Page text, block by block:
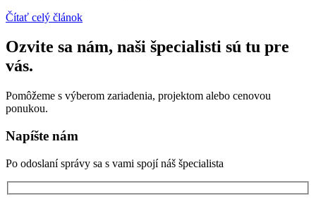
Čítať celý článok
Ozvite sa nám, naši špecialisti sú tu pre
vás.
Pomôžeme s výberom zariadenia, projektom alebo cenovou
ponukou.
Napíšte nám
Po odoslaní správy sa s vami spojí náš špecialista